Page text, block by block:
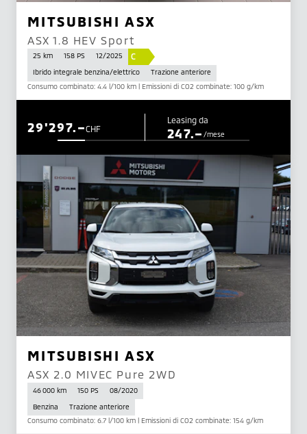
MITSUBISHI ASX
ASX 1.8 HEV Sport
25 km 158 PS 12/2025 C
Ibrido integrale benzina/elettrico
Trazione anteriore
Consumo combinato: 4.4 l/100 km | Emissioni di CO2 combinate: 100 g/km
CHF
29'297.– Leasing da
247.–/mese
MITSUBISHI ASX
ASX 2.0 MIVEC Pure 2WD
46 000 km 150 PS
08/2020
Benzina
Trazione anteriore
Consumo combinato: 6.7 l/100 km | Emissioni di CO2 combinate: 154 g/km